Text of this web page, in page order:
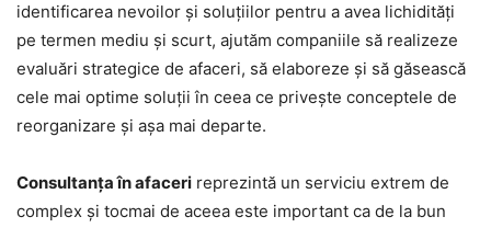
identificarea nevoilor și soluțiilor pentru a avea lichidități
pe termen mediu și scurt, ajutăm companiile să realizeze
evaluări strategice de afaceri, să elaboreze și să găsească
cele mai optime soluții în ceea ce privește conceptele de
reorganizare și așa mai departe.
Consultanța în afaceri reprezintă un serviciu extrem de
complex și tocmai de aceea este important ca de la bun